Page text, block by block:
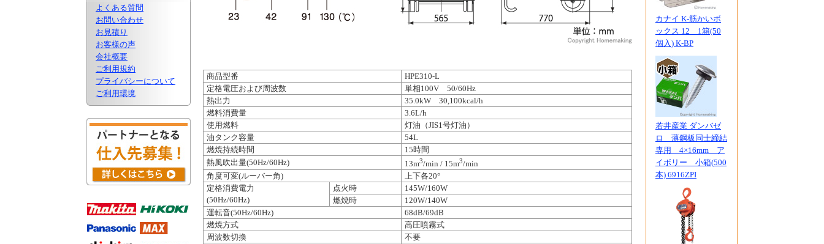
よくある質問
お問い合わせ
お見積り
お客様の声
会社概要
ご利用規約
プライバシーについて
ご利用環境
商品型番
HPE310-L
定格電圧および周波数
単相100V 50/60Hz
熱出力
35.0kW 30,100kcal/h
燃料消費量
3.6L/h
使用燃料
灯油（JIS1号灯油）
油タンク容量
54L
燃焼持続時間
15時間
熱風吹出量(50Hz/60Hz)
13m3/min / 15m3/min
角度可変(ルーバー角)
上下各20°
定格消費電力
(50Hz/60Hz)
点火時
145W/160W
燃焼時
120W/140W
運転音(50Hz/60Hz)
68dB/69dB
燃焼方式
高圧噴霧式
周波数切換
不要
カナイ K-筋かいボ
ックス 12 1箱(50
個入) K-BP
若井産業 ダンバゼ
ロ 薄鋼板同士締結
専用 4×16mm ア
イボリー 小箱(500
本) 6916ZPI